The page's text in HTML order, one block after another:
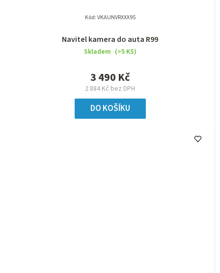
Navitel kamera do auta R99
Skladem (>5 KS)
2 884 Kč bez DPH
3 490 Kč
DO KOŠÍKU
Kód:VKAUNVRXXX95